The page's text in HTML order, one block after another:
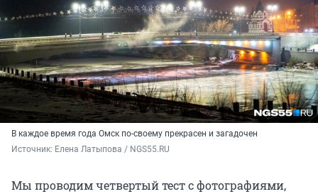
В каждое время года Омск по-своему прекрасен и загадочен
Источник: Елена Латыпова / NGS55.RU
Мы проводим четвертый тест с фотографиями,